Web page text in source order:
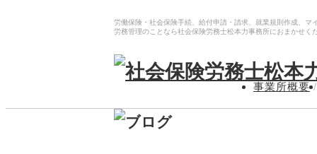
労働保険・社会保険手続、給付申請・請求、就業規則作成、マ
労務管理のことなら社会保険労務士松本力事務所におまかせく
事業所概要 /